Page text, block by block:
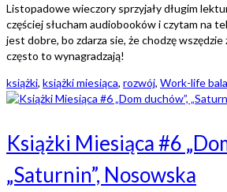
Listopadowe wieczory sprzyjały długim
częściej słucham audiobooków i czytam na
jest dobre, bo zdarza sie, że chodzę
często to wynagradzają!
książki, książki miesiąca, rozwój, Work-life
Książki Miesiąca #6
„Saturnin”, Nosowska